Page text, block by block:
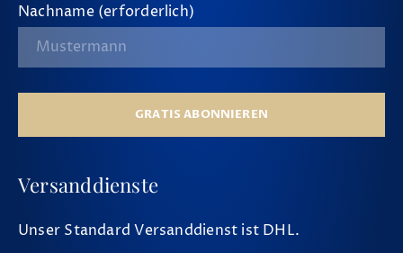
Nachname (erforderlich)
GRATIS ABONNIEREN
Versanddienste
Unser Standard Versanddienst ist DHL.